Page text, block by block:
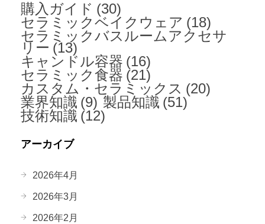
購入ガイド (30)
セラミックベイクウェア (18)
セラミックバスルームアクセサ
リー (13)
キャンドル容器 (16)
セラミック食器 (21)
カスタム・セラミックス (20)
業界知識 (9) 製品知識 (51)
技術知識 (12)
アーカイブ
2026年4月
2026年3月
2026年2月